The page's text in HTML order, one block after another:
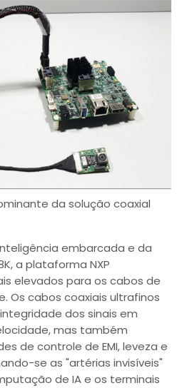
da solução coaxial
embarcada e da
a plataforma NXP
elevados para os cabos de
Os cabos coaxiais ultrafinos
dos sinais em
mas também
de controle de EMI, leveza e
se as "artérias invisíveis"
de IA e os terminais